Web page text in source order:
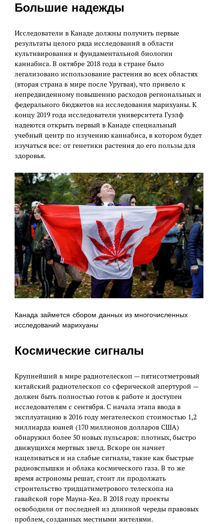
Большие надежды
Исследователи в Канаде должны получить первые
результаты целого ряда исследований в области
культивирования и фундаментальной биологии
каннабиса. В октябре 2018 года в стране было
легализовано использование растения во всех областях
(вторая страна в мире после Уругвая), что привело к
непредвиденному повышению расходов региональных и
федерального бюджетов на исследования марихуаны. К
концу 2019 года исследователи университета Гуэлф
надеются открыть первый в Канаде специальный
учебный центр по изучению каннабиса, в котором будет
изучаться все: от генетики растения до его пользы для
здоровья.
Канада займется сбором данных из многочисленных
исследований марихуаны
Космические сигналы
Крупнейший в мире радиотелескоп — пятисотметровый
китайский радиотелескоп со сферической апертурой —
должен быть полностью готов к работе и доступен
исследователям с сентября. С начала этапа ввода в
эксплуатацию в 2016 году мегателескоп стоимостью 1,2
миллиарда юаней (170 миллионов долларов США)
обнаружил более 50 новых пульсаров: плотных, быстро
движущихся мертвых звезд. Вскоре он начнет
нацеливаться и на слабые сигналы, такие как быстрые
радиовспышки и облака космического газа. В то же
время астрономы решат, стоит ли продолжать
строительство тридцатиметрового телескопа на
гавайской горе Мауна-Кеа. В 2018 году проекты
освободили от последней из длинной череды правовых
проблем, созданных местными жителями.